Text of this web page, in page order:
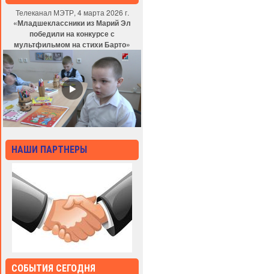
Телеканал МЭТР, 4 марта 2026 г.
«Младшеклассники из Марий Эл
победили на конкурсе с
мультфильмом на стихи Барто»
НАШИ ПАРТНЕРЫ
СОБЫТИЯ СЕГОДНЯ